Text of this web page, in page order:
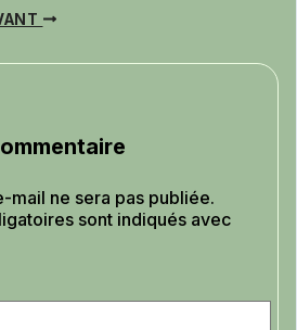
mail ne sera pas publiée.
sont indiqués avec